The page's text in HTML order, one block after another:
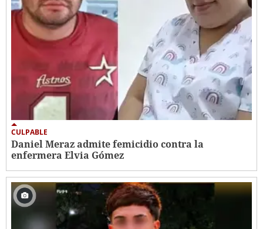
CULPABLE
Daniel Meraz admite femicidio contra la
enfermera Elvia Gómez